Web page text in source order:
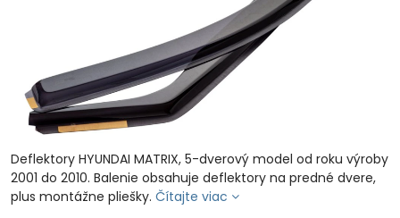
Deflektory HYUNDAI MATRIX, 5-dverový model od roku výroby
2001 do 2010. Balenie obsahuje deflektory na predné dvere,
plus montážne pliešky. Čítajte viac